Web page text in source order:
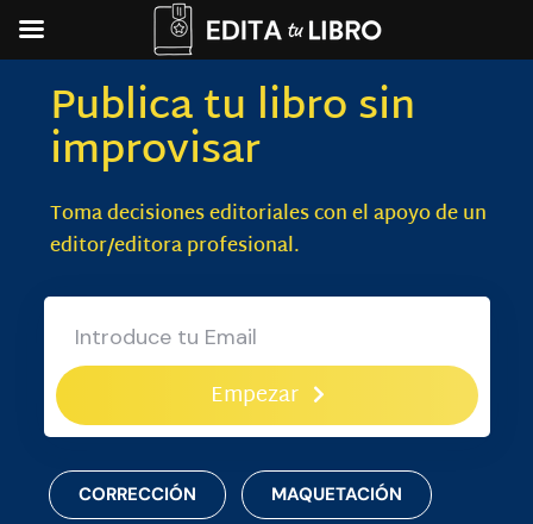
Publica tu libro sin
improvisar
Toma decisiones editoriales con el apoyo de un
editor/editora profesional.
Empezar
CORRECCIÓN MAQUETACIÓN